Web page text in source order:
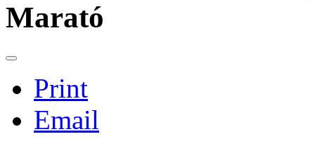
Marató
Print
Email